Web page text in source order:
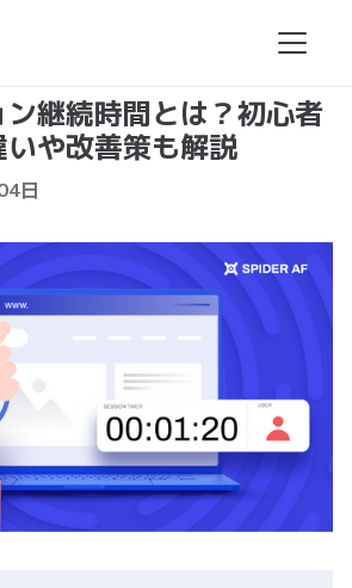
継続時間とは？初心者
や改善策も解説
日